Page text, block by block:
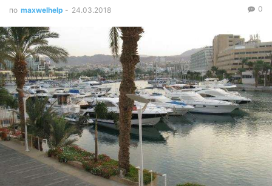
по maxwelhelp - 24.03.2018 0